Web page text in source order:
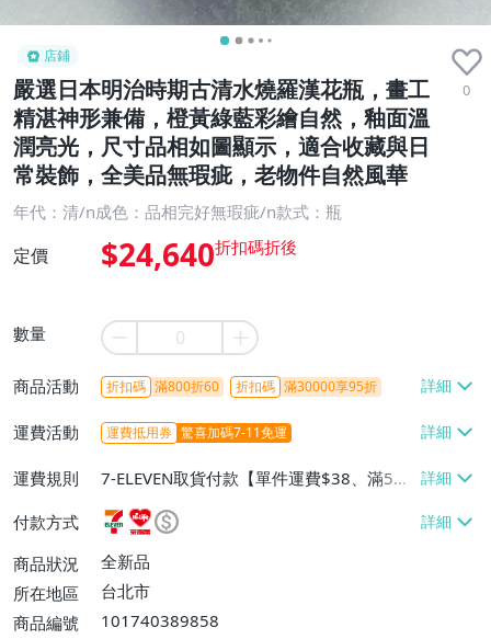
店鋪
嚴選日本明治時期古清水燒羅漢花瓶，畫工
精湛神形兼備，橙黃綠藍彩繪自然，釉面溫
潤亮光，尺寸品相如圖顯示，適合收藏與日
常裝飾，全美品無瑕疵，老物件自然風華
0
年代：清/n成色：品相完好無瑕疵/n款式：瓶
定價 $24,640
數量
商品活動 折扣碼 滿800折60 折扣碼 滿30000享95折
運費活動 運費抵用券 驚喜加碼7-11免運
運費規則
7-ELEVEN取貨付款【單件運費$38、滿5件
或消費滿$1298免運費】、7-ELEVEN取貨
不付款【免運費】、萊爾富取貨付款【單件
運費$60、滿5件或消費滿$1298免運
費】、宅配/貨運【單件運費$120、滿5件
付款方式
商品狀況
全新品
所在地區
台北市
商品編號
101740389858